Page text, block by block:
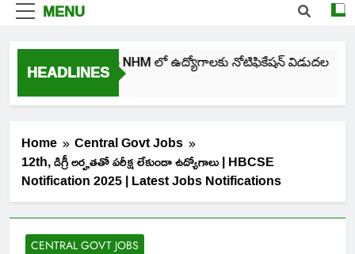
MENU
HEADLINES
తెలంగాణ NHM లో ఉద్యోగాలకు నోటిఫికేషన్ విడుదల
Home
Central Govt Jobs
12th, డిగ్రీ అర్హతతో పరీక్ష లేకుండా ఉద్యోగాలు | HBCSE
Notification 2025 | Latest Jobs Notifications
CENTRAL GOVT JOBS